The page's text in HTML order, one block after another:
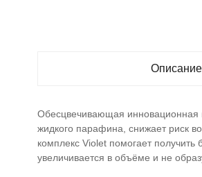
Описание
Обесцвечивающая инновационная
жидкого парафина, снижает риск
комплекс Violet помогает
увеличивается в объёме и не